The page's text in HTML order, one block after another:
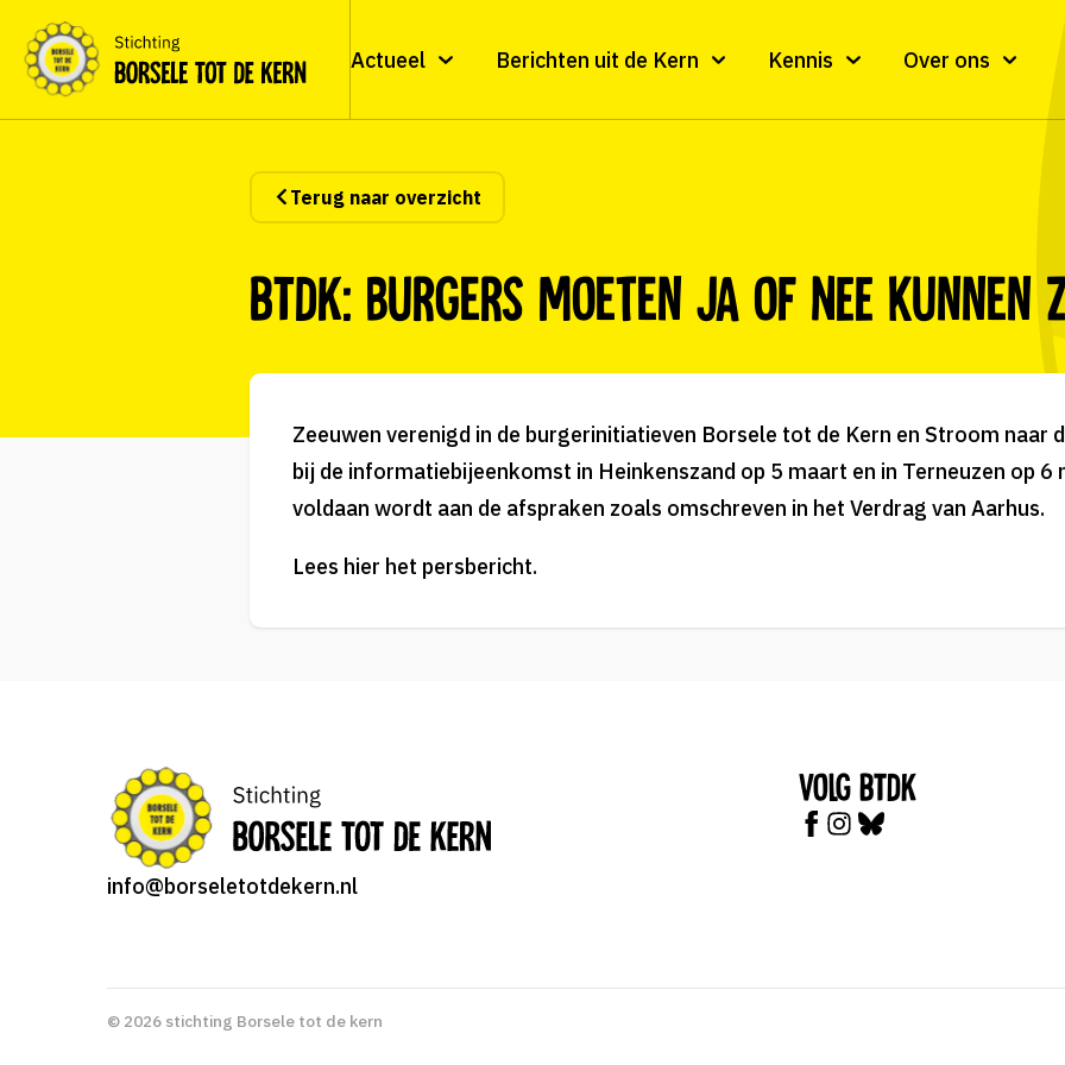
Actueel Berichten uit de Kern Kennis Over ons
Terug naar overzicht
BTDK: burgers moeten JA of NEE kunnen
Zeeuwen verenigd in de burgerinitiatieven Borsele tot de Kern en Stroom naar
bij de informatiebijeenkomst in Heinkenszand op 5 maart en in Terneuzen op 6
voldaan wordt aan de afspraken zoals omschreven in het Verdrag van Aarhus.
Lees hier het persbericht.
info@borseletotdekern.nl
Volg BTDK
© 2026 stichting Borsele tot de kern